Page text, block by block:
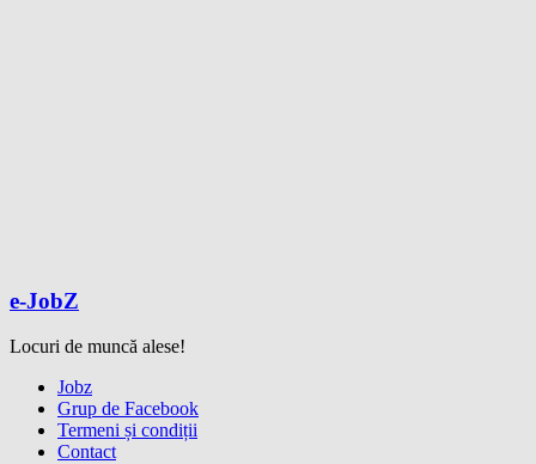
e-JobZ
Locuri de muncă alese!
Meniu Jobz
Grup de Facebook
Termeni și condiții
Contact